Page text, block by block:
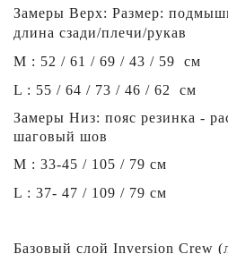
Замеры Верх: Размер:
длина сзади/плечи/рукав
M : 52 / 61 / 69 / 43 / 59 см
L : 55 / 64 / 73 / 46 / 62 см
Замеры Низ: пояс резинка -
шаговый шов
M : 33-45 / 105 / 79 см
L : 37- 47 / 109 / 79 см
Базовый слой Inversion Crew